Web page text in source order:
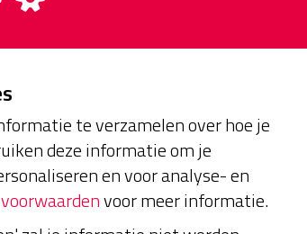
te verzamelen over hoe je
deze informatie om je
en voor analyse- en
voor meer informatie.